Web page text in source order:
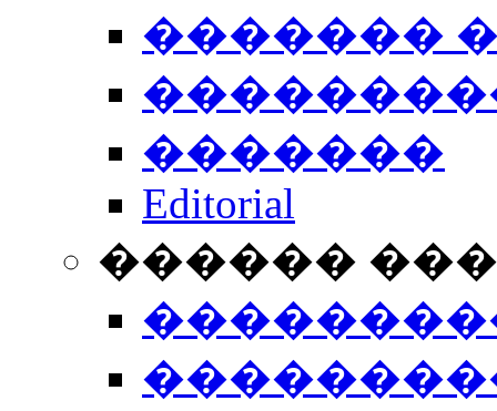
�������
�������
Editorial
������